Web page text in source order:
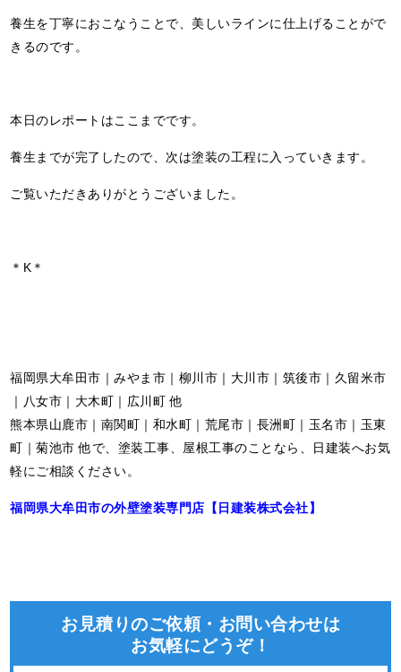
養生を丁寧におこなうことで、美しいラインに仕上げることがで
きるのです。
本日のレポートはここまでです。
養生までが完了したので、次は塗装の工程に入っていきます。
ご覧いただきありがとうございました。
＊K＊
福岡県大牟田市｜みやま市｜柳川市｜大川市｜筑後市｜久留米市
｜八女市｜大木町｜広川町 他
熊本県山鹿市｜南関町｜和水町｜荒尾市｜長洲町｜玉名市｜玉東
町｜菊池市 他で、塗装工事、屋根工事のことなら、日建装へお気
軽にご相談ください。
福岡県大牟田市の外壁塗装専門店【日建装株式会社】
お見積りのご依頼・お問い合わせは
お気軽にどうぞ！